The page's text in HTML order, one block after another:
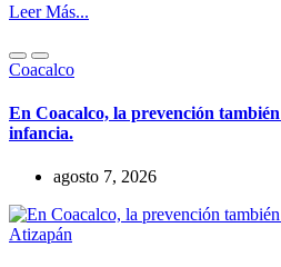
Leer Más...
Coacalco
En Coacalco, la prevención también
infancia.
agosto 7, 2026
Atizapán